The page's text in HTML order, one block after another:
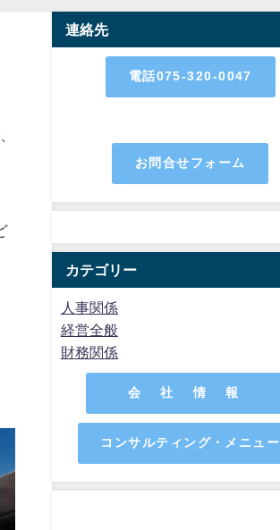
連絡先
電話075-320-0047
お問合せフォーム
カテゴリー
人事関係
経営全般
財務関係
会 社 情 報
コンサルティング・メニュー